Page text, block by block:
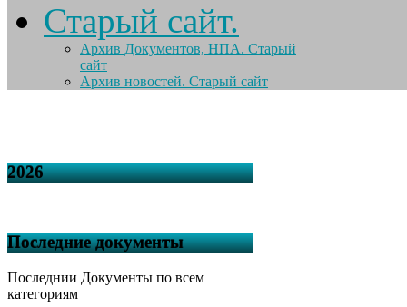
Старый сайт.
Архив Документов, НПА. Старый
сайт
Архив новостей. Старый сайт
2026
Последние документы
Последнии Документы по всем
категориям